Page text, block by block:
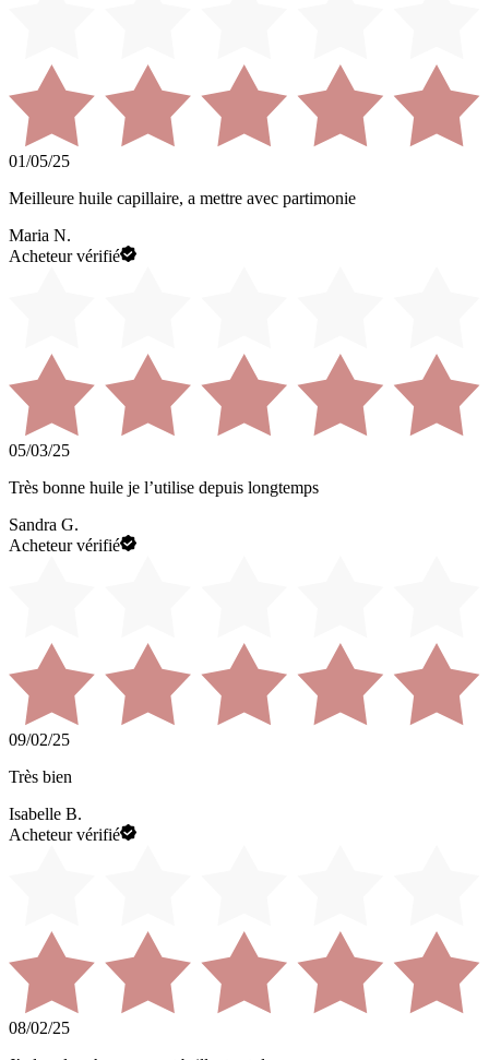
01/05/25
Meilleure huile capillaire, a mettre avec partimonie
Maria N.
Acheteur vérifié
05/03/25
Très bonne huile je l’utilise depuis longtemps
Sandra G.
Acheteur vérifié
09/02/25
Très bien
Isabelle B.
Acheteur vérifié
08/02/25